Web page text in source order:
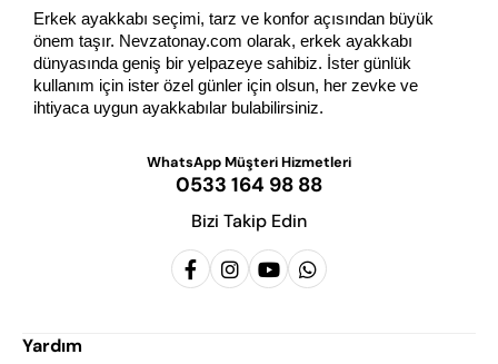
Erkek ayakkabı seçimi, tarz ve konfor açısından büyük
önem taşır. Nevzatonay.com olarak, erkek ayakkabı
dünyasında geniş bir yelpazeye sahibiz. İster günlük
kullanım için ister özel günler için olsun, her zevke ve
ihtiyaca uygun ayakkabılar bulabilirsiniz.
WhatsApp Müşteri Hizmetleri
0533 164 98 88
Bizi Takip Edin
Yardım